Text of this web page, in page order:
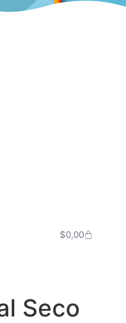
$0,00
Seco